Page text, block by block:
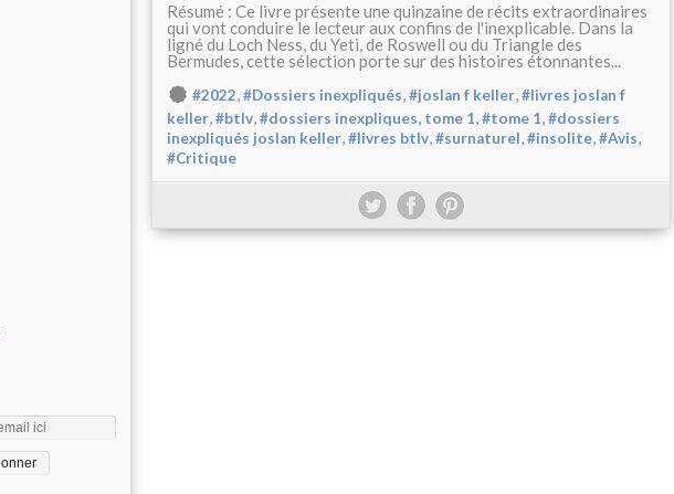
Résumé : Ce livre présente une quinzaine de récits extraordinaires
qui vont conduire le lecteur aux confins de l'inexplicable. Dans la
ligné du Loch Ness, du Yeti, de Roswell ou du Triangle des
Bermudes, cette sélection porte sur des histoires étonnantes...
#2022,#Dossiers inexpliqués,#joslan f keller,#livres joslan f
keller,#btlv,#dossiers inexpliques, tome 1,#tome 1,#dossiers
inexpliqués joslan keller,#livres btlv,#surnaturel,#insolite,#Avis,
#Critique